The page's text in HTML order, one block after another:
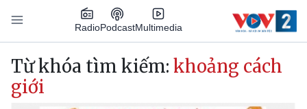
Nhảy đến nội dung
RadioPodcastMultimedia
Main navigation
Từ khóa tìm kiếm: khoảng cách
giới